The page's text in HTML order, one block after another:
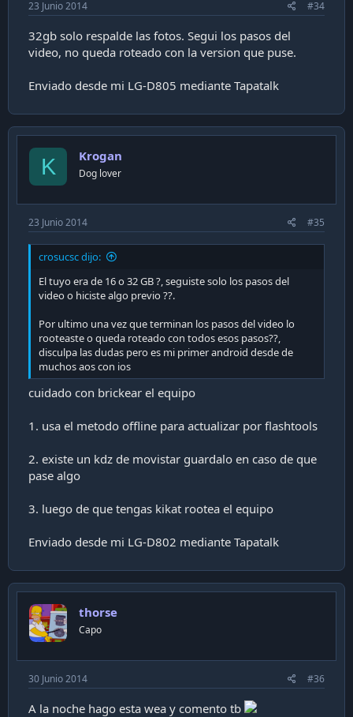
23 Junio 2014 #34
32gb solo respalde las fotos. Segui los pasos del
video, no queda roteado con la version que puse.
Enviado desde mi LG-D805 mediante Tapatalk
K Krogan
Dog lover
23 Junio 2014 #35
crosucsc dijo:
El tuyo era de 16 o 32 GB ?, seguiste solo los pasos del
video o hiciste algo previo ??.
Por ultimo una vez que terminan los pasos del video lo
rooteaste o queda roteado con todos esos pasos??,
disculpa las dudas pero es mi primer android desde de
muchos aos con ios
cuidado con brickear el equipo
1. usa el metodo offline para actualizar por flashtools
2. existe un kdz de movistar guardalo en caso de que
pase algo
3. luego de que tengas kikat rootea el equipo
Enviado desde mi LG-D802 mediante Tapatalk
thorse
Capo
30 Junio 2014 #36
A la noche hago esta wea y comento tb